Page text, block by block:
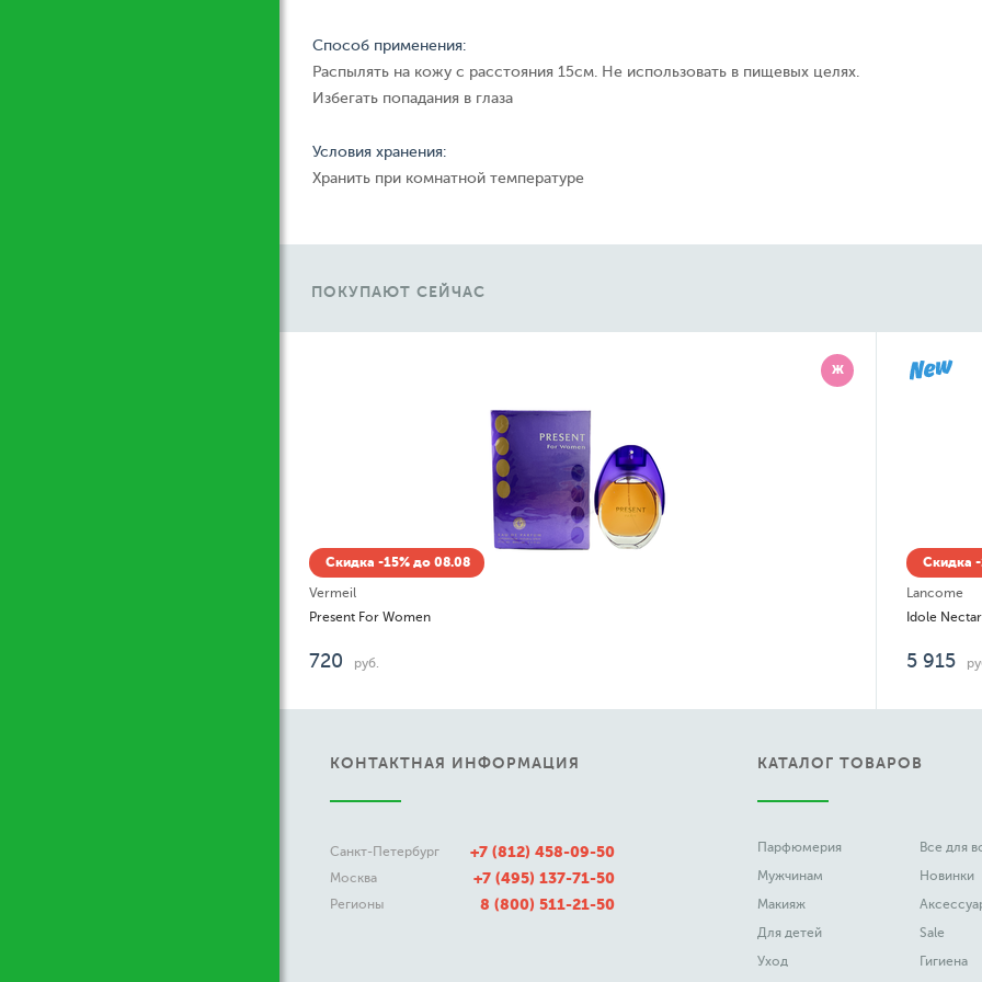
Способ применения:
Распылять на кожу с расстояния 15см. Не использовать в пищевых целях.
Избегать попадания в глаза
Условия хранения:
Хранить при комнатной температуре
ПОКУПАЮТ СЕЙЧАС
Скидка -15% до 08.08
Present For Women
руб.
Скидка -15% до
Idole Nectar
руб.
КОНТАКТНАЯ ИНФОРМАЦИЯ
Санкт-Петербург +7 (812) 458-09-50
Москва +7 (495) 137-71-50
Регионы 8 (800) 511-21-50
КАТАЛОГ ТОВАРОВ
Парфюмерия
Мужчинам
Макияж
Для детей
Уход
Все для
Новинки
Sale
Гигиена